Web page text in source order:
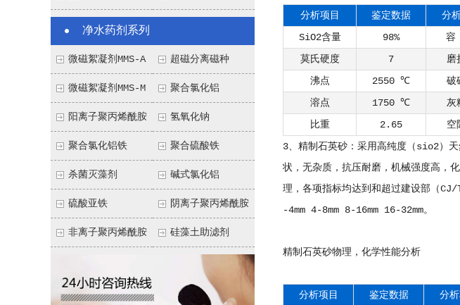
净水药剂系列
微磁絮凝剂MMS-A 超磁分离磁种
微磁絮凝剂MMS-M 聚合氯化铝
阳离子聚丙烯酰胺 氢氧化钠
聚合氯化铝铁 聚合硫酸铁
杀菌灭藻剂 碱式氯化铝
硫酸亚铁 阴离子聚丙烯酰胺
非离子聚丙烯酰胺 硅藻土助滤剂
分析项目 鉴定数据 分
SiO2含量
98%
莫氏硬度
7 磨
沸点
2550 ℃ 破
溶点
1750 ℃ 灰
比重
2.65 空
3、精制石英砂：采用高纯度（sio2）
状，无杂质，抗压耐磨，机械强度高，
理，各项指标均达到和超过建设部
-4mm 4-8mm 8-16mm 16-32mm。
精制石英砂物理，化学性能分析
分析项目 鉴定数据 分